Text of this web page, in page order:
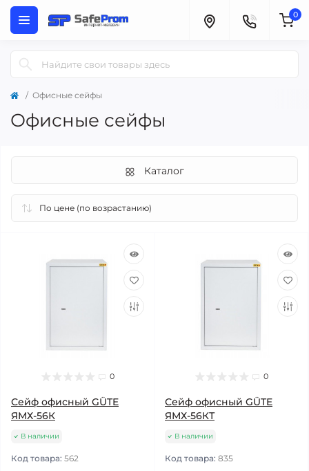
0
Офисные сейфы
Офисные сейфы
Каталог
0
Сейф офисный GÜTE
ЯМХ-56К
В наличии
Код товара: 562
0
Сейф офисный GÜTE
ЯМХ-56КТ
В наличии
Код товара: 835